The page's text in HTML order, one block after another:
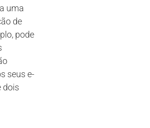
uma
de
pode
seus e-
dois